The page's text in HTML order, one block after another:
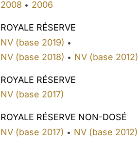
2008 • 2006
ROYALE RÉSERVE
NV (base 2019) •
NV (base 2018) • NV (base 2012)
ROYALE RÉSERVE
NV (base 2017)
ROYALE RÉSERVE NON-DOSÉ
NV (base 2017) • NV (base 2012)